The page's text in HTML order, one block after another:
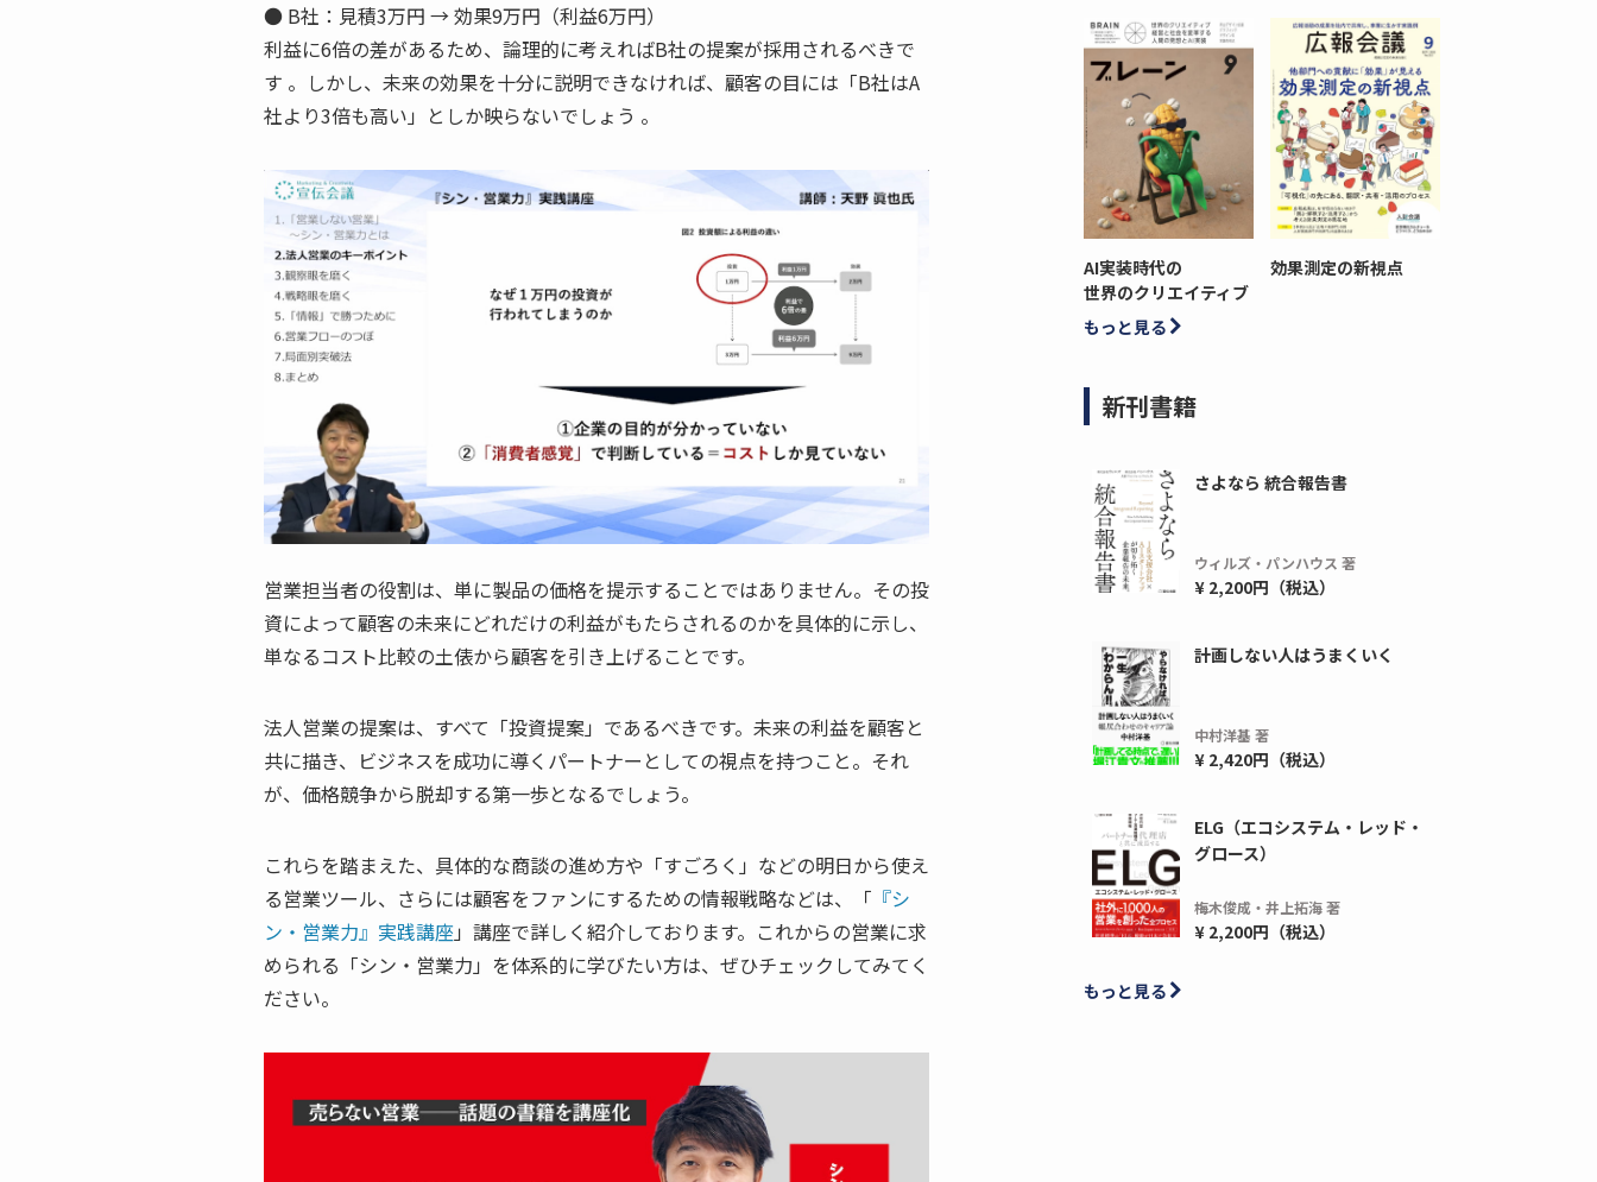
● B社：見積3万円 → 効果9万円（利益6万円）
利益に6倍の差があるため、論理的に考えればB社の提案が採用されるべきで
す 。しかし、未来の効果を十分に説明できなければ、顧客の目には「B社はA
社より3倍も高い」としか映らないでしょう 。
営業担当者の役割は、単に製品の価格を提示することではありません。その投
資によって顧客の未来にどれだけの利益がもたらされるのかを具体的に示し、
単なるコスト比較の土俵から顧客を引き上げることです。
法人営業の提案は、すべて「投資提案」であるべきです。未来の利益を顧客と
共に描き、ビジネスを成功に導くパートナーとしての視点を持つこと。それ
が、価格競争から脱却する第一歩となるでしょう。
これらを踏まえた、具体的な商談の進め方や「すごろく」などの明日から使え
る営業ツール、さらには顧客をファンにするための情報戦略などは、「 『シ
ン・営業力』実践講座」講座で詳しく紹介しております。これからの営業に求
められる「シン・営業力」を体系的に学びたい方は、ぜひチェックしてみてく
ださい。
AI実装時代の
世界のクリエイティブ
効果測定の新視点
もっと見る
新刊書籍
さよなら 統合報告書
ウィルズ・パンハウス 著
¥ 2,200円（税込）
計画しない人はうまくいく
中村洋基 著
¥ 2,420円（税込）
ELG（エコシステム・レッド・
グロース）
梅木俊成・井上拓海 著
¥ 2,200円（税込）
もっと見る